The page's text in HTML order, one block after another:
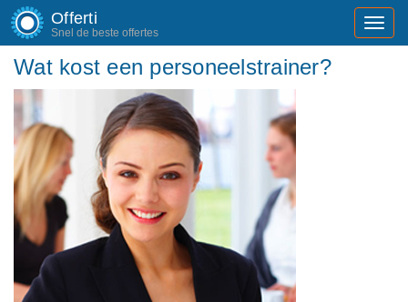
Offerti
Snel de beste offertes
Wat kost een personeelstrainer?